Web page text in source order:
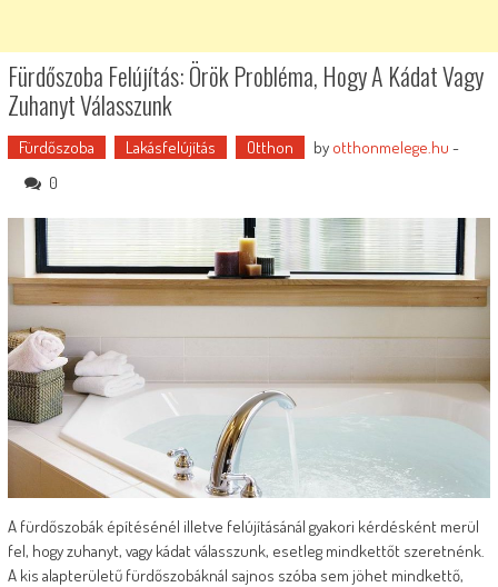
Fürdőszoba Felújítás: Örök Probléma, Hogy A Kádat Vagy
Zuhanyt Válasszunk
Fürdőszoba Lakásfelújítás Otthon by otthonmelege.hu -
0
A fürdőszobák építésénél illetve felújításánál gyakori kérdésként merül
fel, hogy zuhanyt, vagy kádat válasszunk, esetleg mindkettőt szeretnénk.
A kis alapterületű fürdőszobáknál sajnos szóba sem jöhet mindkettő,